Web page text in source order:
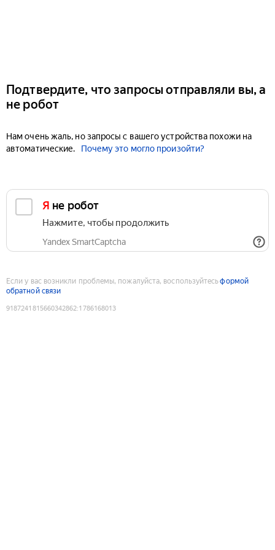
Подтвердите, что запросы отправляли вы, а
не робот
Нам очень жаль, но запросы с вашего устройства похожи на
автоматические.
Почему это могло произойти?
Я не робот
Нажмите, чтобы продолжить
Yandex SmartCaptcha
Если у вас возникли проблемы, пожалуйста, воспользуйтесьформой
обратной связи
9187241815660342862:1786168013